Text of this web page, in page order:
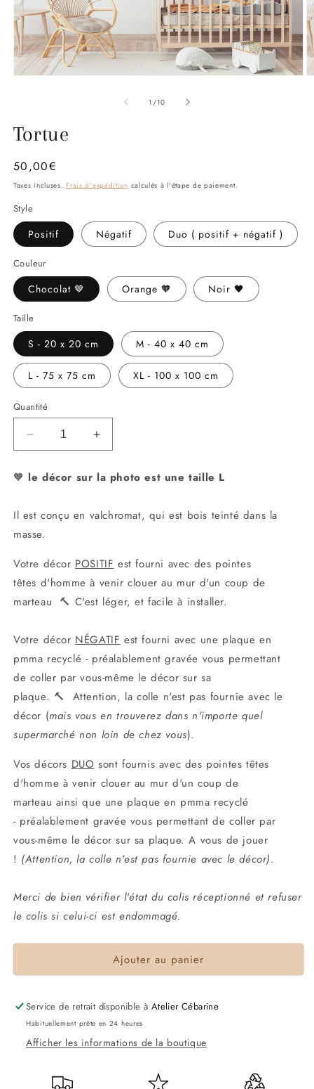
une
fenêtre
1 /de
10
Tortue
Prix
habituel
50,00€
Taxes incluses.Frais d'expédition calculés à l'étape de paiement.
Style
Positif Négatif Duo ( positif + négatif )
Couleur
Chocolat 🤎 Orange 🧡 Noir 🖤
Taille
S - 20 x 20 cm M - 40 x 40 cm
L - 75 x 75 cm XL - 100 x 100 cm
Quantité
Réduire
la
quantité
de
Augmenter
la
quantité
de
🧡 ledécor sur la photo est une taille L
Il est conçu en valchromat, qui est bois teinté dans la
masse.
Votre décor POSITIF est fourni avec des pointes
têtes d'homme à venir clouer au mur d'un coup de
marteau 🔨 C'est léger, et facile à installer.
Votre décor NÉGATIF est fourni avec une plaque en
pmma recyclé - préalablement gravée vous permettant
de coller par vous-même le décor sur sa
plaque. 🔨 Attention, la colle n'est pas fournie avec le
décor (mais vous en trouverez dans n'importe quel
supermarché non loin de chez vous).
Vos décors DUO sont fournis avec des pointes têtes
d'homme à venir clouer au mur d'un coup de
marteau ainsi que une plaque en pmma recyclé
- préalablement gravée vous permettant de coller par
vous-même le décor sur sa plaque.A vous de jouer
! (Attention, la colle n'est pas fournie avec le décor).
Merci de bien vérifier l'état du colis réceptionné et refuser
le colis si celui-ci est endommagé.
Ajouter au panier
Service de retrait disponible à Atelier Cébarine
Habituellement prête en 24 heures
Afficher les informations de la boutique